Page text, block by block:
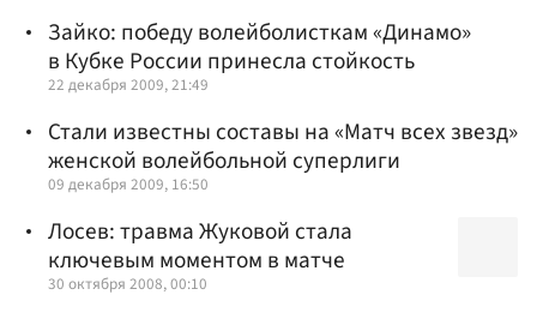
Зайко: победу волейболисткам «Динамо»
в Кубке России принесла стойкость
22 декабря 2009, 21:49
Стали известны составы на «Матч всех звезд»
женской волейбольной суперлиги
09 декабря 2009, 16:50
Лосев: травма Жуковой стала
ключевым моментом в матче
30 октября 2008, 00:10